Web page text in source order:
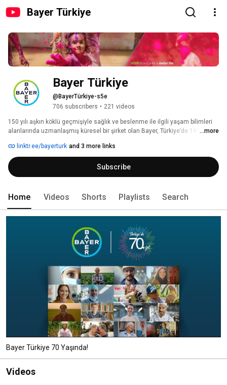
Bayer Türkiye
Bayer Türkiye
@BayerTürkiye-s5e
706 subscribers • 221 videos
150 yılı aşkın köklü geçmişiyle sağlık ve beslenme ile ilgili yaşam bilimleri
alanlarında uzmanlaşmış küresel bir şirket olan Bayer, Türkiye’de 1954 ...more
linktr.ee/bayerturk and 3 more links
Subscribe
Home Videos Shorts Playlists Search
Bayer Türkiye 70 Yaşında!
Videos